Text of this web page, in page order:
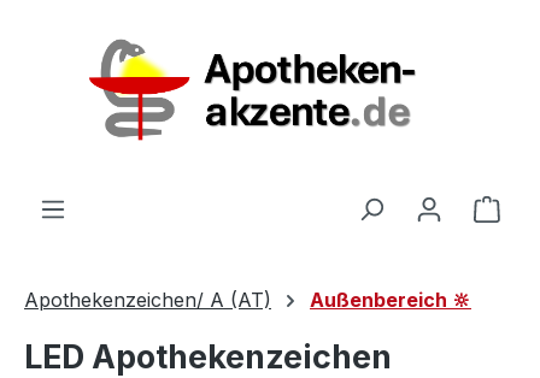
Apothekenzeichen/ A (AT) Außenbereich 🔆
LED Apothekenzeichen